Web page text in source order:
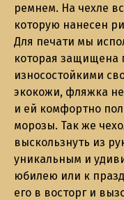
ремнем. На чехле
которую нанесен
Для печати мы
которая защищена
износостойкими
экокожи, фляжка
и ей комфортно
морозы. Так же
выскользнуть из
уникальным и
юбилею или к
его в восторг и